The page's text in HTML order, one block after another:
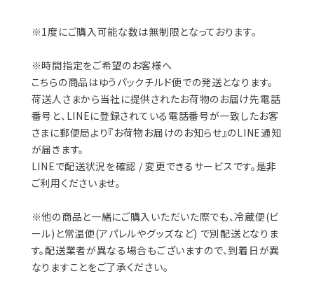
※1度にご購入可能な数は無制限となっております。
※時間指定をご希望のお客様へ
こちらの商品はゆうパックチルド便での発送となります。
荷送人さまから当社に提供されたお荷物のお届け先電話
番号と、LINEに登録されている電話番号が一致したお客
さまに郵便局より『お荷物お届けのお知らせ』のLINE通知
が届きます。
LINEで配送状況を確認 / 変更できるサービスです。是非
ご利用くださいませ。
※他の商品と一緒にご購入いただいた際でも、冷蔵便(ビ
ール)と常温便(アパレルやグッズなど) で別配送となりま
す。配送業者が異なる場合もございますので、到着日が異
なりますことをご了承ください。